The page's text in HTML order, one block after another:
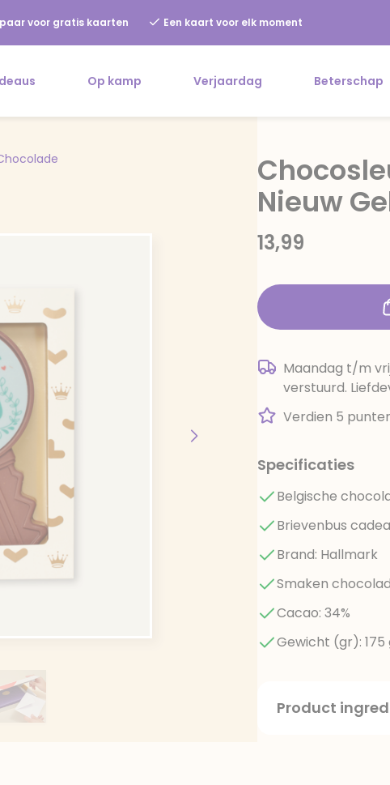
voor gratis kaarten Een kaart voor elk moment
Op kamp Verjaardag Beterschap
Nieuw
13,99
Maandag t/m
verstuurd.
Verdien 5
Specificaties
Belgische
Brievenbus
Brand: Hallmark
Smaken
Cacao: 34%
Gewicht (gr): 175
Product